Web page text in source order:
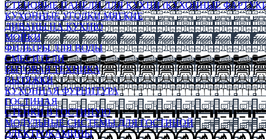
СТЕНОВЫЕ ПАНЕЛИ ДЛЯ КУХНИ (КУХОННЫЕ
КУХОННЫЕ УГОЛКИ МЯГКИЕ
ДИВАНЫ НА КУХНЮ
МОЙКИ
ФИЛЬТРЫ ДЛЯ ВОДЫ
СМЕСИТЕЛИ
БЫТОВАЯ ТЕХНИКА
ВЫТЯЖКИ
КУХОННАЯ ФУРНИТУРА
ГОСТИНАЯ
СТЕНКИ В ГОСТИНУЮ
МОДУЛЬНЫЕ СИСТЕМЫ ДЛЯ ГОСТИНОЙ
ЭЛЕКТРОКАМИНЫ